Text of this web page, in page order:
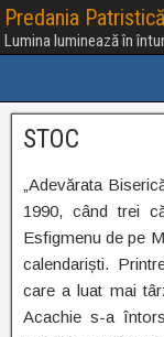
Predania Patristică
Lumina luminează în
STOC
„Adevărata
1990, când trei
Esfigmenu de pe
calendariști.
care a luat mai
Acachie s-a